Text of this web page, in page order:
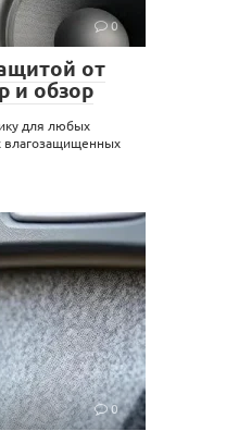
0
от
и обзор
для любых
влагозащищенных
0